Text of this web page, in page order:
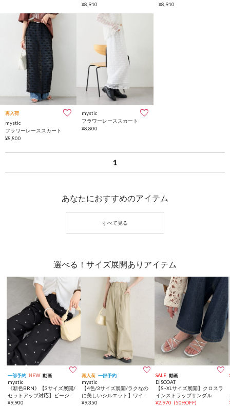
¥8,910
¥8,910
再入荷
mystic
フラワーレーススカート
¥8,800
mystic
フラワーレーススカート
¥8,800
1
あなたにおすすめのアイテム
選べる！サイズ展開ありアイテム
一部予約 NEW 動画 
mystic
《新色BRN》【3サイズ展開/
セットアップ対応】ビージー
フラワースラックス
¥9,900
再入荷 一部予約 
mystic
【4色/3サイズ展開/ラクなの
に美しいシルエット】ワイド
ベルトタックパンツ
¥9,350
SALE 動画 
DISCOAT
【S~XLサイズ展開】クロスラ
インストラップサンダル
¥2,970 (50%OFF)